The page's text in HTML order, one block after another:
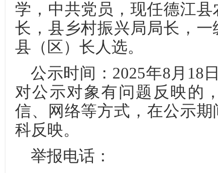
学，中共党员，现任德江
长，县乡村振兴局局长，
县（区）长人选。
公示时间：2025年8月18
对公示对象有问题反映的
信、网络等方式，在公示
科反映。
举报电话：